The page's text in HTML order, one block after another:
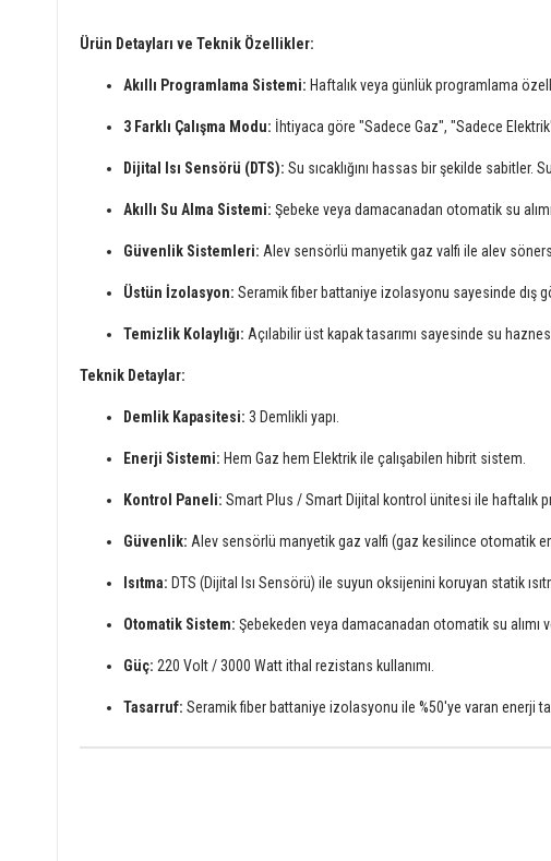
Ürün Detayları ve Teknik Özellikler:
Akıllı Programlama Sistemi: Haftalık veya günlük programlama
3 Farklı Çalışma Modu: İhtiyaca göre "Sadece Gaz", "Sadece
Dijital Isı Sensörü (DTS): Su sıcaklığını hassas bir şekilde sabitler.
Akıllı Su Alma Sistemi: Şebeke veya damacanadan otomatik su
Güvenlik Sistemleri: Alev sensörlü manyetik gaz valfi ile alev
Üstün İzolasyon: Seramik fiber battaniye izolasyonu sayesinde dış
Temizlik Kolaylığı: Açılabilir üst kapak tasarımı sayesinde su
Teknik Detaylar:
Demlik Kapasitesi: 3 Demlikli yapı.
Enerji Sistemi: Hem Gaz hem Elektrik ile çalışabilen hibrit sistem.
Kontrol Paneli: Smart Plus / Smart Dijital kontrol ünitesi ile haftalık
Güvenlik: Alev sensörlü manyetik gaz valfi (gaz kesilince otomatik
Isıtma: DTS (Dijital Isı Sensörü) ile suyun oksijenini koruyan statik
Otomatik Sistem: Şebekeden veya damacanadan otomatik su alımı
Güç: 220 Volt / 3000 Watt ithal rezistans kullanımı.
Tasarruf: Seramik fiber battaniye izolasyonu ile %50'ye varan enerji